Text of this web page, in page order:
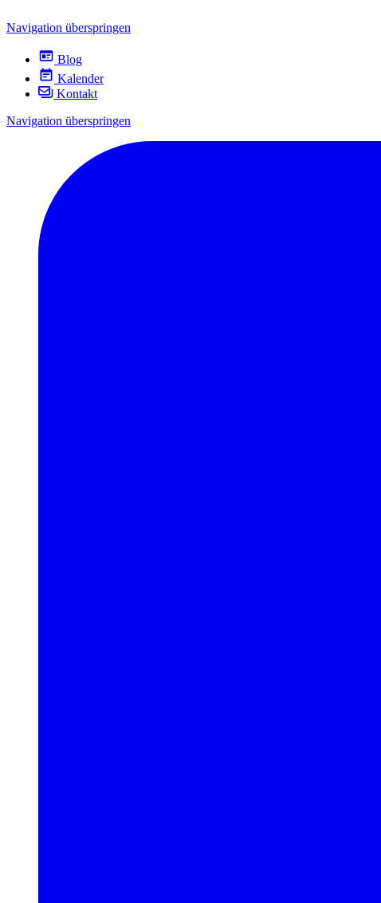
Navigation überspringen
Blog
Kalender
Kontakt
Navigation überspringen